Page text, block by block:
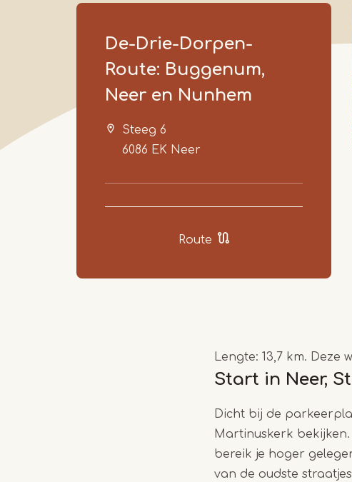
De-Drie-Dorpen-
Route: Buggenum,
Neer en Nunhem
Steeg 6
6086 EK Neer
Route
Lengte: 13,7 km.
Start in Neer,
Dicht bij de
Martinuskerk
bereik je hoger
van de oudste